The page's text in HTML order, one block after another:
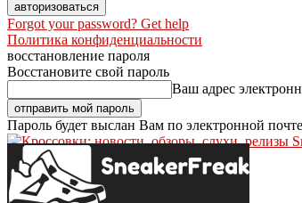
Forgot your password? Get help
Политика конфиденциальности
восстановление пароля
Восстановите свой пароль
Ваш адрес
Пароль будет выслан Вам по электронной